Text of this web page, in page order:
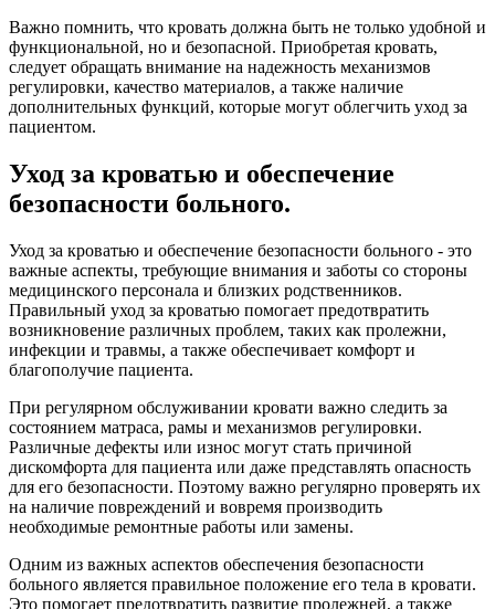
Важно помнить, что кровать должна быть не только удобной и
функциональной, но и безопасной. Приобретая кровать,
следует обращать внимание на надежность механизмов
регулировки, качество материалов, а также наличие
дополнительных функций, которые могут облегчить уход за
пациентом.
Уход за кроватью и обеспечение
безопасности больного.
Уход за кроватью и обеспечение безопасности больного - это
важные аспекты, требующие внимания и заботы со стороны
медицинского персонала и близких родственников.
Правильный уход за кроватью помогает предотвратить
возникновение различных проблем, таких как пролежни,
инфекции и травмы, а также обеспечивает комфорт и
благополучие пациента.
При регулярном обслуживании кровати важно следить за
состоянием матраса, рамы и механизмов регулировки.
Различные дефекты или износ могут стать причиной
дискомфорта для пациента или даже представлять опасность
для его безопасности. Поэтому важно регулярно проверять их
на наличие повреждений и вовремя производить
необходимые ремонтные работы или замены.
Одним из важных аспектов обеспечения безопасности
больного является правильное положение его тела в кровати.
Это помогает предотвратить развитие пролежней, а также